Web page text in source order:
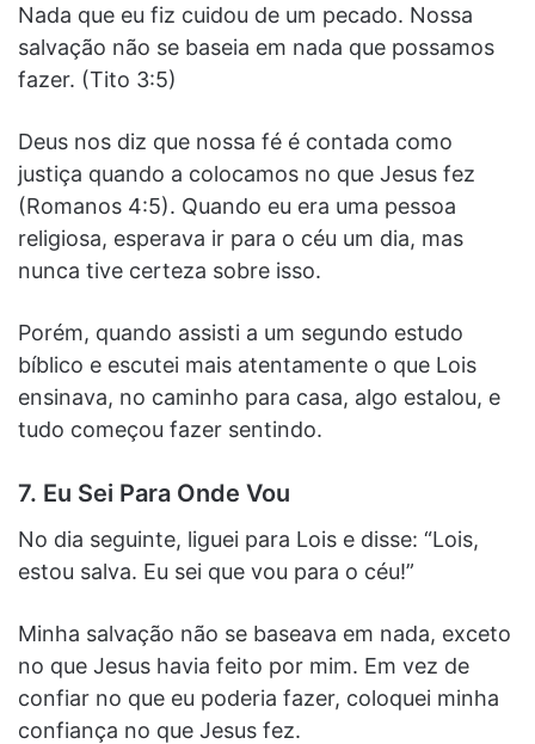
Nada que eu fiz cuidou de um pecado. Nossa
salvação não se baseia em nada que possamos
fazer. (Tito 3:5)
Deus nos diz que nossa fé é contada como
justiça quando a colocamos no que Jesus fez
(Romanos 4:5). Quando eu era uma pessoa
religiosa, esperava ir para o céu um dia, mas
nunca tive certeza sobre isso.
Porém, quando assisti a um segundo estudo
bíblico e escutei mais atentamente o que Lois
ensinava, no caminho para casa, algo estalou, e
tudo começou fazer sentindo.
7. Eu Sei Para Onde Vou
No dia seguinte, liguei para Lois e disse: “Lois,
estou salva. Eu sei que vou para o céu!”
Minha salvação não se baseava em nada, exceto
no que Jesus havia feito por mim. Em vez de
confiar no que eu poderia fazer, coloquei minha
confiança no que Jesus fez.